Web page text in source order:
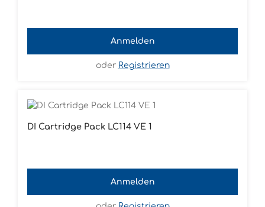
Anmelden
oder Registrieren
DI Cartridge Pack LC114 VE 1
Anmelden